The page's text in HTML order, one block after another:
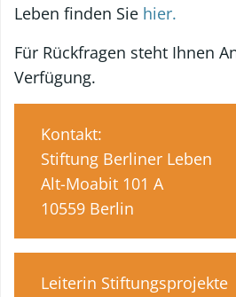
Leben finden Sie hier.
Für Rückfragen steht Ihnen
Verfügung.
Kontakt:
Stiftung Berliner Leben
Alt-Moabit 101 A
10559 Berlin
Leiterin Stiftungsprojekte